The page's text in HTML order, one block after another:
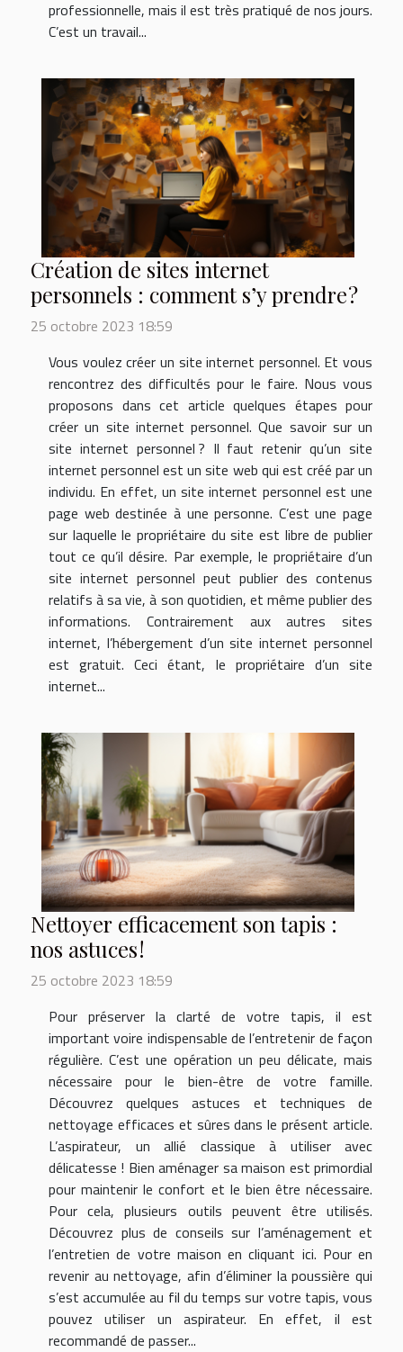
professionnelle, mais il est très pratiqué de nos jours.
C’est un travail...
Création de sites internet
personnels : comment s’y prendre ?
25 octobre 2023 18:59
Vous voulez créer un site internet personnel. Et vous
rencontrez des difficultés pour le faire. Nous vous
proposons dans cet article quelques étapes pour
créer un site internet personnel. Que savoir sur un
site internet personnel ? Il faut retenir qu’un site
internet personnel est un site web qui est créé par un
individu. En effet, un site internet personnel est une
page web destinée à une personne. C’est une page
sur laquelle le propriétaire du site est libre de publier
tout ce qu’il désire. Par exemple, le propriétaire d’un
site internet personnel peut publier des contenus
relatifs à sa vie, à son quotidien, et même publier des
informations. Contrairement aux autres sites
internet, l’hébergement d’un site internet personnel
est gratuit. Ceci étant, le propriétaire d’un site
internet...
Nettoyer efficacement son tapis :
nos astuces !
25 octobre 2023 18:59
Pour préserver la clarté de votre tapis, il est
important voire indispensable de l’entretenir de façon
régulière. C’est une opération un peu délicate, mais
nécessaire pour le bien-être de votre famille.
Découvrez quelques astuces et techniques de
nettoyage efficaces et sûres dans le présent article.
L’aspirateur, un allié classique à utiliser avec
délicatesse ! Bien aménager sa maison est primordial
pour maintenir le confort et le bien être nécessaire.
Pour cela, plusieurs outils peuvent être utilisés.
Découvrez plus de conseils sur l’aménagement et
l’entretien de votre maison en cliquant ici. Pour en
revenir au nettoyage, afin d’éliminer la poussière qui
s’est accumulée au fil du temps sur votre tapis, vous
pouvez utiliser un aspirateur. En effet, il est
recommandé de passer...